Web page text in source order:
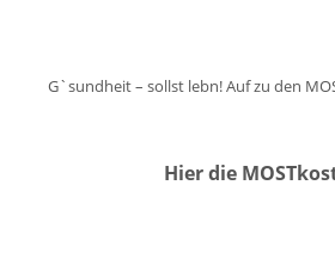
G`sundheit – sollst lebn! Auf zu den
Hier die